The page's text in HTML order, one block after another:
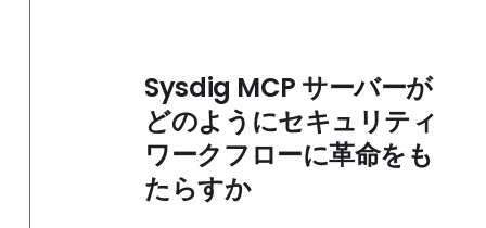
Sysdig MCP サーバーが
どのようにセキュリティ
ワークフローに革命をも
たらすか